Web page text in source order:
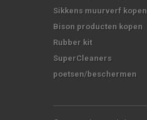
Sikkens muurverf kopen
Bison producten kopen
Rubber kit
SuperCleaners
poetsen/beschermen